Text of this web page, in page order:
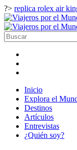
?> replica rolex air
Inicio
Explora el
Destinos
Artículos
Entrevistas
¿Quién soy?